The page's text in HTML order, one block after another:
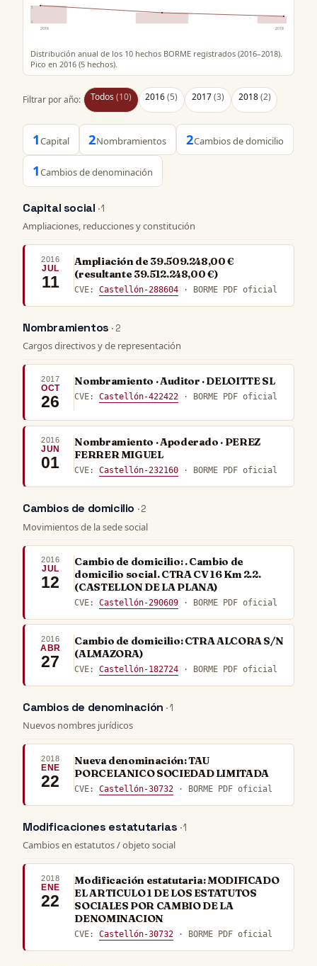
5
0
2016
2018
Distribución anual de los 10 hechos BORME registrados (2016–2018).
Pico en 2016 (5 hechos).
Filtrar por año: Todos (10) 2016(5) 2017(3) 2018(2)
1Capital 2Nombramientos 2Cambios de domicilio
1Cambios de denominación
Capital social · 1
Ampliaciones, reducciones y constitución
2016
JUL
11
Ampliación de 39.509.248,00 €
(resultante 39.512.248,00 €)
CVE:Castellón-288604 · BORME PDF oficial
Nombramientos · 2
Cargos directivos y de representación
2017
OCT
26
Nombramiento · Auditor · DELOITTE SL
CVE:Castellón-422422 · BORME PDF oficial
2016
JUN
01
Nombramiento · Apoderado · PEREZ
FERRER MIGUEL
CVE:Castellón-232160 · BORME PDF oficial
Cambios de domicilio · 2
Movimientos de la sede social
2016
JUL
12
Cambio de domicilio: . Cambio de
domicilio social. CTRA CV 16 Km 2.2.
(CASTELLON DE LA PLANA)
CVE:Castellón-290609 · BORME PDF oficial
2016
ABR
27
Cambio de domicilio: CTRA ALCORA S/N
(ALMAZORA)
CVE:Castellón-182724 · BORME PDF oficial
Cambios de denominación · 1
Nuevos nombres jurídicos
2018
ENE
22
Nueva denominación: TAU
PORCELANICO SOCIEDAD LIMITADA
CVE:Castellón-30732 · BORME PDF oficial
Modificaciones estatutarias · 1
Cambios en estatutos / objeto social
2018
ENE
22
Modificación estatutaria: MODIFICADO
EL ARTICULO 1 DE LOS ESTATUTOS
SOCIALES POR CAMBIO DE LA
DENOMINACION
CVE:Castellón-30732 · BORME PDF oficial